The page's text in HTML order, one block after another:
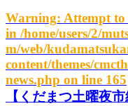
Warning: Attempt
in /home/users/2/
m/web/
content/themes/
news.php on line 165
【くだまつ土曜夜